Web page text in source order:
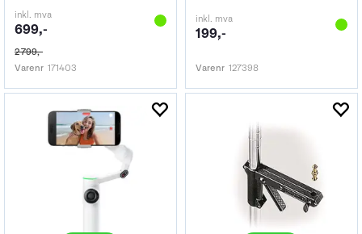
inkl. mva
699,-
2 799,-
Varenr 171403
inkl. mva
199,-
Varenr 127398